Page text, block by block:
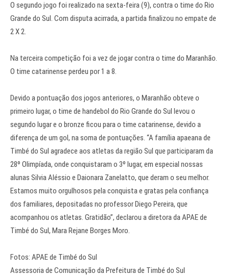
O segundo jogo foi realizado na sexta-feira (9), contra o time do Rio
Grande do Sul. Com disputa acirrada, a partida finalizou no empate de
2 X 2.
Na terceira competição foi a vez de jogar contra o time do Maranhão.
O time catarinense perdeu por 1 a 8.
Devido a pontuação dos jogos anteriores, o Maranhão obteve o
primeiro lugar, o time de handebol do Rio Grande do Sul levou o
segundo lugar e o bronze ficou para o time catarinense, devido a
diferença de um gol, na soma de pontuações. “A família apaeana de
Timbé do Sul agradece aos atletas da região Sul que participaram da
28º Olimpíada, onde conquistaram o 3º lugar, em especial nossas
alunas Silvia Aléssio e Daionara Zanelatto, que deram o seu melhor.
Estamos muito orgulhosos pela conquista e gratas pela confiança
dos familiares, depositadas no professor Diego Pereira, que
acompanhou os atletas. Gratidão”, declarou a diretora da APAE de
Timbé do Sul, Mara Rejane Borges Moro.
Fotos: APAE de Timbé do Sul
Assessoria de Comunicação da Prefeitura de Timbé do Sul